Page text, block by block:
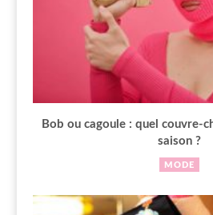
Bob ou cagoule : quel couvre-
saison ?
MODE